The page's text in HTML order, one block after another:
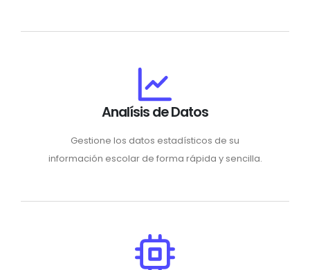
Analísis de Datos
Gestione los datos estadísticos de su
información escolar de forma rápida y sencilla.